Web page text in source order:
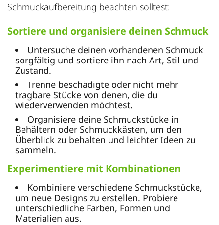
Schmuckaufbereitung beachten solltest:
Sortiere und organisiere deinen Schmuck
Untersuche deinen vorhandenen Schmuck
sorgfältig und sortiere ihn nach Art, Stil und
Zustand.
Trenne beschädigte oder nicht mehr
tragbare Stücke von denen, die du
wiederverwenden möchtest.
Organisiere deine Schmuckstücke in
Behältern oder Schmuckkästen, um den
Überblick zu behalten und leichter Ideen zu
sammeln.
Experimentiere mit Kombinationen
Kombiniere verschiedene Schmuckstücke,
um neue Designs zu erstellen. Probiere
unterschiedliche Farben, Formen und
Materialien aus.